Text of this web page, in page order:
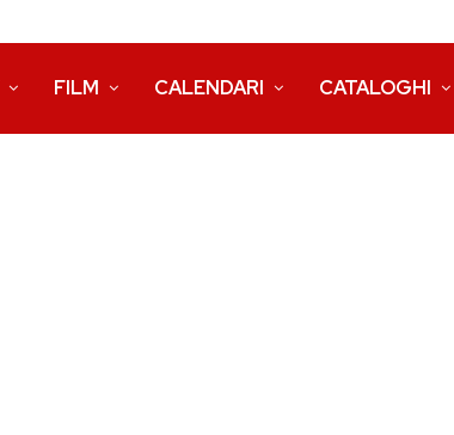
FILM CALENDARI CATALOGHI